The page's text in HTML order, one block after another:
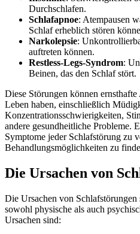
Durchschlafen.
Schlafapnoe: Atempausen
Schlaf erheblich stören
Narkolepsie:
auftreten können.
Restless-Legs-Syndrom:
Beinen, das den Schlaf stört.
Diese Störungen können
Leben haben, einschließlich
Konzentrationsschwierigkeiten,
andere gesundheitliche Probleme.
Symptome jeder Schlafstörung zu
Behandlungsmöglichkeiten zu
Die Ursachen von
Die Ursachen von
sowohl physische als auch
Ursachen sind: